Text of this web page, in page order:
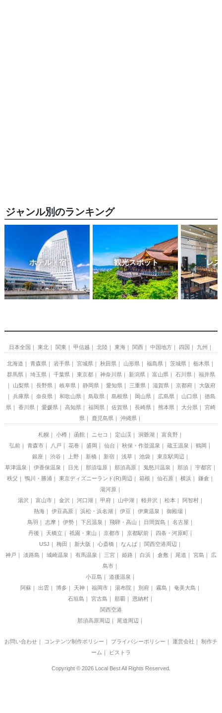
ジャンル別のランキング
ホテル・宿 観光スポット レ
日本全国 東北 関東 甲信越 北陸 東海 関西 中国地方 四国 九州
北海道 青森県 岩手県 宮城県 秋田県 山形県 福島県 茨城県
栃木県
群馬県
埼玉県 千葉県 東京都 神奈川県 新潟県 富山県 石川県
福井県
山梨県
長野県 岐阜県 静岡県 愛知県 三重県 滋賀県 京都府
大阪府
兵庫県
奈良県 和歌山県 鳥取県 島根県 岡山県 広島県 山口県
徳島
県
香川県 愛媛県 高知県 福岡県 佐賀県 長崎県 熊本県 大分県
宮崎
県
鹿児島県 沖縄県
札幌 小樽 函館 ニセコ 定山渓 洞爺湖
富良野
弘前
青森市 八戸 花巻 盛岡 仙台 秋保・作並温泉 蔵王温泉
鶴岡
銀座
渋谷 上野 新橋 新宿 浅草 池袋
東京駅周辺
草津温泉
伊香保温泉 日光 那須塩原 那須高原 鬼怒川温泉 那須
宇都宮
秩父
鴨川・勝浦 東京ディズニーランド(R)周辺 箱根 仙石原 横浜
鎌倉
湯河原
湯沢
富山市 金沢 河口湖 甲府 山中湖 軽井沢 松本
阿智村
熱海
伊豆高原 浜松・浜名湖 伊豆 伊東温泉
御殿場
鳥羽
志摩 伊勢 下呂温泉 飛騨・高山 日間賀島
名古屋
丹後
天橋立 祇園・東山 京都市 京都駅前
四条・河原町
USJ
梅田 新大阪 心斎橋 なんば
関西空港周辺
神戸
淡路島 城崎温泉 有馬温泉 三宮 姫路 白浜 倉敷 尾道 宮島
広
島市
小豆島
道後温泉
阿蘇
出雲 博多 天神 福岡市 湯布院 別府 霧島
奄美大島
石垣島
宮古島 那覇
恩納村
関西空港
那須高原周辺
尾道周辺
お問い合わせ｜ コンテンツ制作ポリシー ｜ プライバシーポリシー ｜ 運営会社 ｜ 制作チ
ーム ｜ ビストラ
Copyright © 2026 Local Best All Rights Reserved.